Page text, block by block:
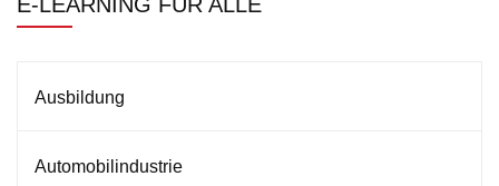
Ausbildung
Automobilindustrie